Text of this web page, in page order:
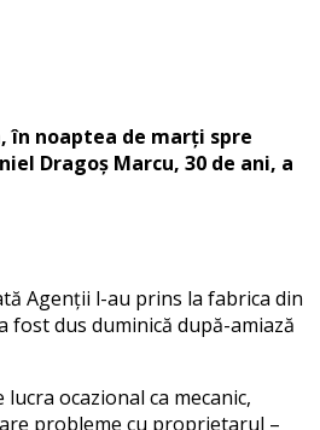
în noaptea de marți spre
Dragoș Marcu, 30 de ani, a
Agenții l-au prins la fabrica din
fost dus duminică după-amiază
ocazional ca mecanic,
probleme cu proprietarul –